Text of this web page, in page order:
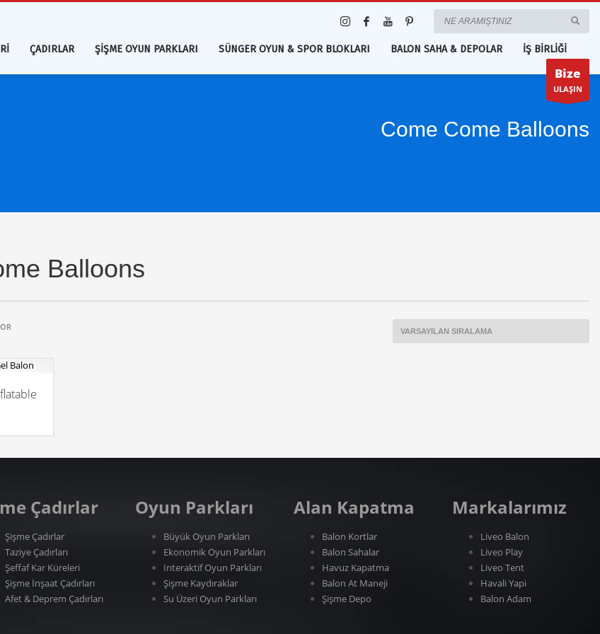
ÇADIRLAR ŞİŞME OYUN PARKLARI SÜNGER OYUN & SPOR BLOKLARI BALON SAHA & DEPOLAR İŞ BİRLİĞİ
Bize
ULAŞIN
Come Come Balloons
Balloons
Çadırlar
Şişme Çadırlar
Taziye Çadırları
Şeffaf Kar Küreleri
Şişme İnşaat Çadırları
Afet & Deprem Çadırları
Oyun Parkları
Büyük Oyun Parkları
Ekonomik Oyun Parkları
Interaktif Oyun Parkları
Şişme Kaydıraklar
Su Üzeri Oyun Parkları
Alan Kapatma
Balon Kortlar
Balon Sahalar
Havuz Kapatma
Balon At Maneji
Şişme Depo
Markalarımız
Liveo Balon
Liveo Play
Liveo Tent
Havali Yapi
Balon Adam